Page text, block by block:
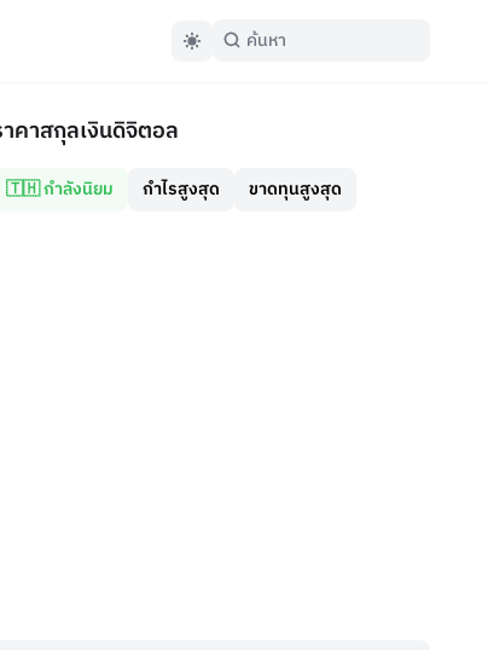
คาสกุลเงินดิจิตอล
🇹🇭 กำลังนิยม กำไรสูงสุด ขาดทุนสูงสุด